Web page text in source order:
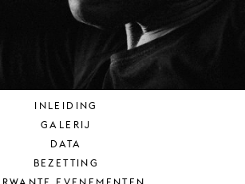
PUBLIEK
DE
MUNT
ONS
INLEIDING
GALERIJ
DATA
BEZETTING